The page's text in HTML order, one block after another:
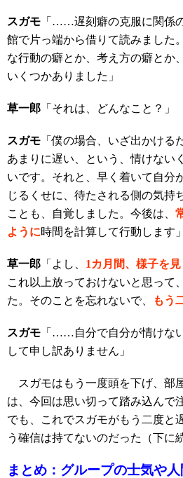
スガモ 「……遅刻癖の克服に関係
館で片っ端から借りて読みました
な行動の癖とか、考え方の癖とか
いくつかありました」
草一郎 「それは、どんなこと？」
スガモ 「僕の場合、いざ出かける
あまりに遅い、という、情けない
いです。それと、早く着いて自分
じるくせに、待たされる側の気持
ことも、自覚しました。今後は、
ように時間を計算して行動します」
草一郎 「よし、 1カ月間、様子を見
これ以上放っておけないと思って
た。そのことを忘れないで、
もう
スガモ 「……自分で自分が情けな
して申し訳ありません」
スガモはもう一度頭を下げ、部
は、今回は思い切って踏み込んで
でも、これでスガモがもう二度と
う確信は持てないのだった（下に
まとめ：グループの士気や